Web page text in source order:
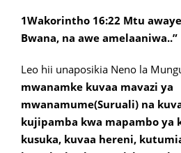
1Wakorintho 16:22 Mtu
Bwana, na awe amelaaniwa..”
Leo hii unaposikia Neno la
mwanamke kuvaa mavazi ya
mwanamume(Suruali) na
kujipamba kwa mapambo ya
kusuka, kuvaa hereni,